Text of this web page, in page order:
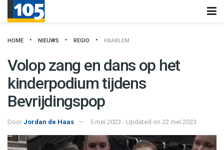
HOME NIEUWS REGIO HAARLEM
Volop zang en dans op het
kinderpodium tijdens
Bevrijdingspop
Door Jordan de Haas 5 mei 2023 - Updated on 22 mei 2023